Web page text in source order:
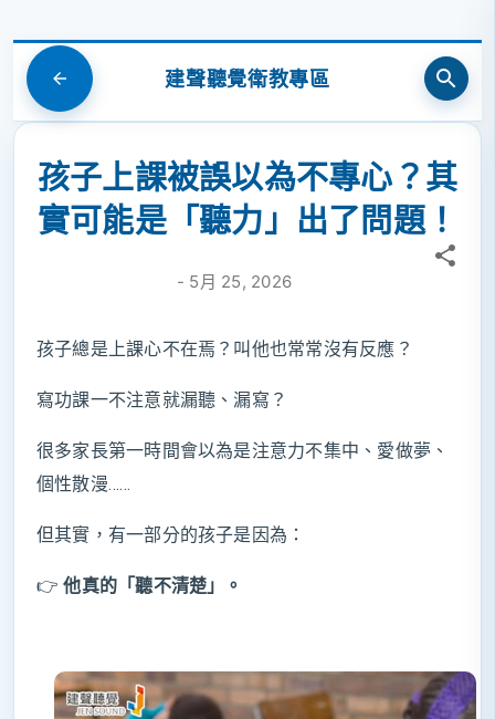
建聲聽覺衛教專區
孩子上課被誤以為不專心？其
實可能是「聽力」出了問題！
- 5月 25, 2026
孩子總是上課心不在焉？叫他也常常沒有反應？
寫功課一不注意就漏聽、漏寫？
很多家長第一時間會以為是注意力不集中、愛做夢、
個性散漫……
但其實，有一部分的孩子是因為：
👉他真的「聽不清楚」。